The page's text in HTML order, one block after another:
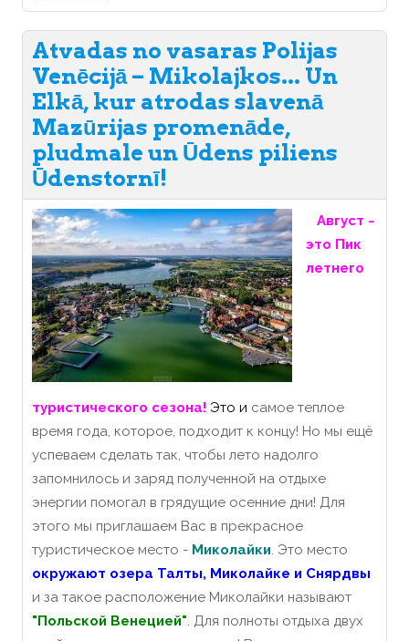
Atvadas no vasaras Polijas
Venēcijā – Mikolajkos... Un
Elkā, kur atrodas slavenā
Mazūrijas promenāde,
pludmale un Ūdens piliens
Ūdenstornī!
Август -
это Пик
летнего
туристического сезона! Это и самое теплое
время года, которое, подходит к концу! Но мы ещё
успеваем сделать так, чтобы лето надолго
запомнилось и заряд полученной на отдыхе
энергии помогал в грядущие осенние дни! Для
этого мы приглашаем Вас в прекрасное
туристическое место - Миколайки. Это место
окружают озера Талты, Миколайке и Снярдвы
и за такое расположение Миколайки называют
"Польской Венецией". Для полноты отдыха двух